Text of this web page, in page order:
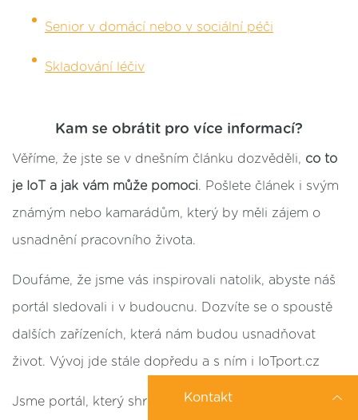
Senior v domácí nebo v sociální péči
Skladování léčiv
Kam se obrátit pro více informací?
Věříme, že jste se v dnešním článku dozvěděli, co to
je IoT a jak vám může pomoci. Pošlete článek i svým
známým nebo kamarádům, který by měli zájem o
usnadnění pracovního života.
Doufáme, že jsme vás inspirovali natolik, abyste náš
portál sledovali i v budoucnu. Dozvíte se o spoustě
dalších zařízeních, která nám budou usnadňovat
život. Vývoj jde stále dopředu a s ním i IoTport.cz
Jsme portál, který shromažďuje dodavatele a novinky
Kontakt